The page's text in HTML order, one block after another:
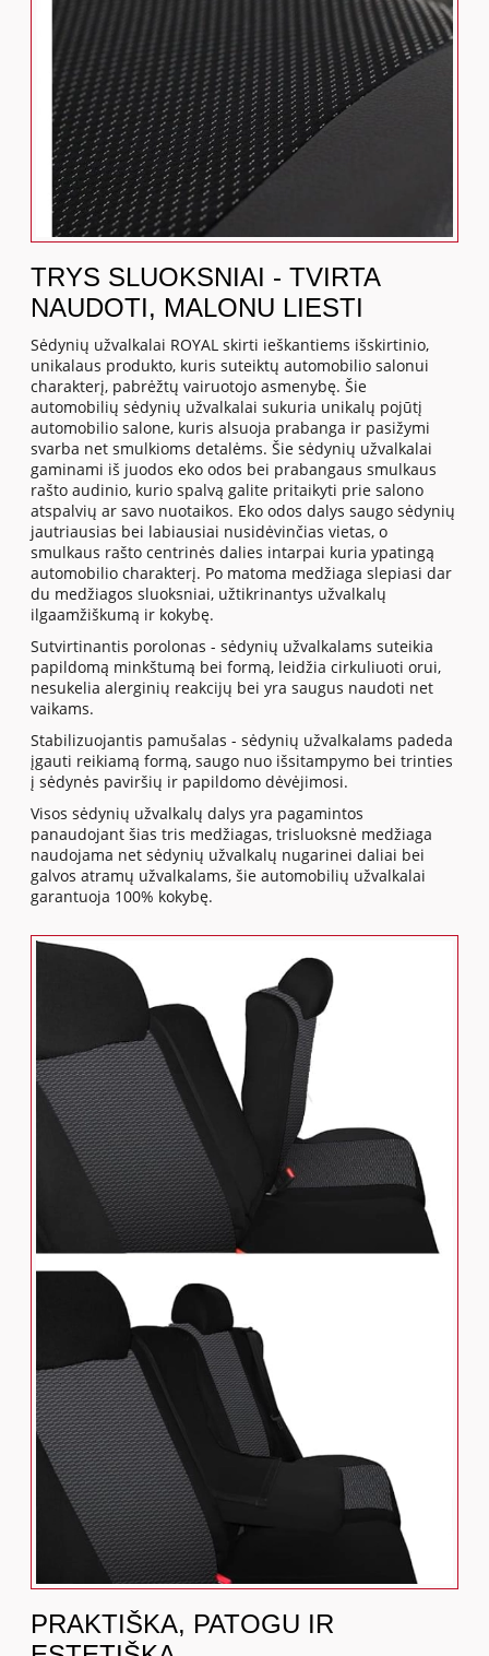
TRYS SLUOKSNIAI - TVIRTA
NAUDOTI, MALONU LIESTI
Sėdynių užvalkalai ROYAL skirti ieškantiems išskirtinio,
unikalaus produkto, kuris suteiktų automobilio salonui
charakterį, pabrėžtų vairuotojo asmenybę. Šie
automobilių sėdynių užvalkalai sukuria unikalų pojūtį
automobilio salone, kuris alsuoja prabanga ir pasižymi
svarba net smulkioms detalėms. Šie sėdynių užvalkalai
gaminami iš juodos eko odos bei prabangaus smulkaus
rašto audinio, kurio spalvą galite pritaikyti prie salono
atspalvių ar savo nuotaikos. Eko odos dalys saugo sėdynių
jautriausias bei labiausiai nusidėvinčias vietas, o
smulkaus rašto centrinės dalies intarpai kuria ypatingą
automobilio charakterį. Po matoma medžiaga slepiasi dar
du medžiagos sluoksniai, užtikrinantys užvalkalų
ilgaamžiškumą ir kokybę.
Sutvirtinantis porolonas - sėdynių užvalkalams suteikia
papildomą minkštumą bei formą, leidžia cirkuliuoti orui,
nesukelia alerginių reakcijų bei yra saugus naudoti net
vaikams.
Stabilizuojantis pamušalas - sėdynių užvalkalams padeda
įgauti reikiamą formą, saugo nuo išsitampymo bei trinties
į sėdynės paviršių ir papildomo dėvėjimosi.
Visos sėdynių užvalkalų dalys yra pagamintos
panaudojant šias tris medžiagas, trisluoksnė medžiaga
naudojama net sėdynių užvalkalų nugarinei daliai bei
galvos atramų užvalkalams, šie automobilių užvalkalai
garantuoja 100% kokybę.
PRAKTIŠKA, PATOGU IR